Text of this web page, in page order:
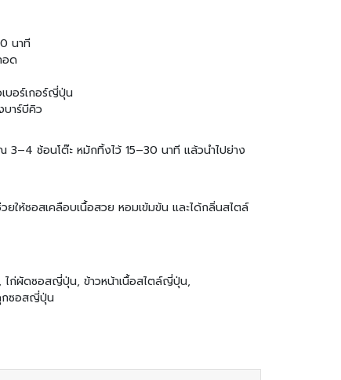
นาที
อด
เบอร์เกอร์ญี่ปุ่น
บาร์บีคิว
3–4 ช้อนโต๊ะ หมักทิ้งไว้ 15–30 นาที แล้วนำไปย่าง
ยให้ซอสเคลือบเนื้อสวย หอมเข้มข้น และได้กลิ่นสไตล์
ก่ผัดซอสญี่ปุ่น, ข้าวหน้าเนื้อสไตล์ญี่ปุ่น,
กซอสญี่ปุ่น